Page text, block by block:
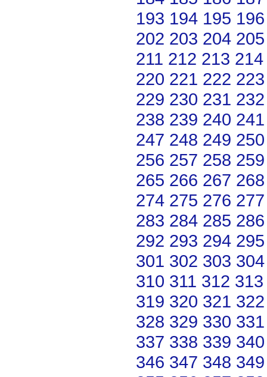
193 194 195 196
202 203 204 205
211 212 213 214
220 221 222 223
229 230 231 232
238 239 240 241
247 248 249 250
256 257 258 259
265 266 267 268
274 275 276 277
283 284 285 286
292 293 294 295
301 302 303 304
310 311 312 313
319 320 321 322
328 329 330 331
337 338 339 340
346 347 348 349